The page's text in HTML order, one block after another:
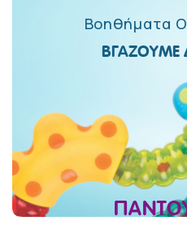
Βοηθήματα
ΒΓΆΖΟΥΜΕ